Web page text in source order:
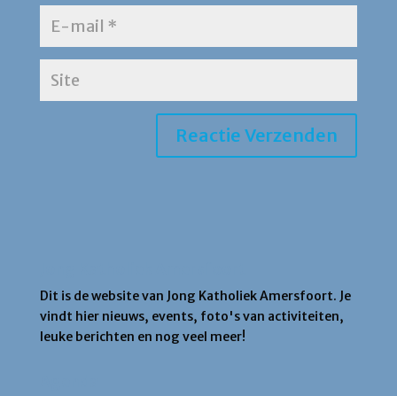
Dit is de website van Jong Katholiek Amersfoort. Je
vindt hier nieuws, events, foto's van activiteiten,
leuke berichten en nog veel meer!